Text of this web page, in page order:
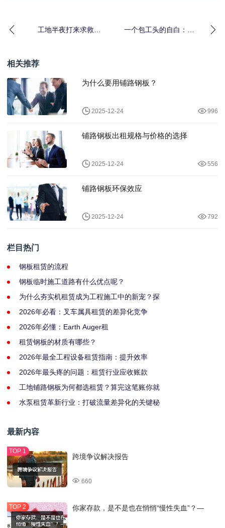
工地半夜打来求救电
一个包工头的自白：工
相关推荐
为什么要用铺路钢板？
2025-12-24 996
铺路钢板出租规格与价格的选择
2025-12-24 556
铺路钢板环保效应
2025-12-24 792
栏目热门
钢板租赁的流程
钢板临时施工道路有什么优点呢？
为什么夯实机租赁成为工程施工中的新宠？探
2026年必看：叉车属具租赁的差异化竞争
2026年必懂：Earth Auger租
租赁钢板的材质有哪些？
2026年最全工程设备租赁指南：提升效率
2026年最头疼的问题：租赁行业应收账款
工地铺路钢板为何都选租赁？算完这笔账你就
水泵租赁革新行业：打破流量差异化的关键秘
最新内容
跨境争议解决报告
660
你家存款，是不是也在悄悄“慢性失血”？—